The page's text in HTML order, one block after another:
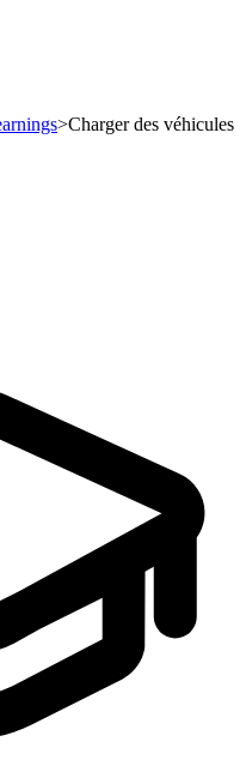
>Charger des véhicules